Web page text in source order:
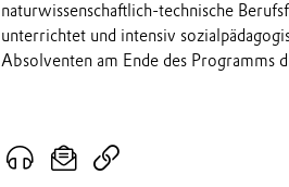
naturwissenschaftlich-technische
unterrichtet und intensiv
Absolventen am Ende des Programms